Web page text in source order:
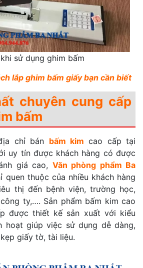
sử dụng ghim bấm
lắp ghim bấm giấy bạn cần biết
chuyên cung cấp
bấm
chỉ bán bấm kim cao cấp tại
uy tín được khách hàng có được
giá cao, Văn phòng phẩm Ba
quen thuộc của nhiều khách hàng
thị đến bệnh viện, trường học,
ty,…. Sản phẩm bấm kim cao
được thiết kế sản xuất với kiểu
hoạt giúp việc sử dụng dễ dàng,
giấy tờ, tài liệu.